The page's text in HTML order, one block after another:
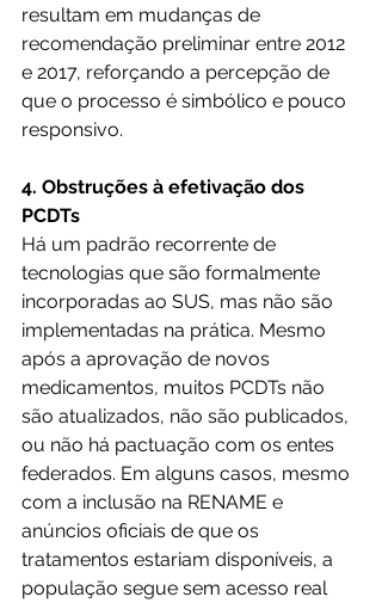
resultam em mudanças de
recomendação preliminar entre 2012
e 2017, reforçando a percepção de
que o processo é simbólico e pouco
responsivo.
4. Obstruções à efetivação dos
PCDTs
Há um padrão recorrente de
tecnologias que são formalmente
incorporadas ao SUS, mas não são
implementadas na prática. Mesmo
após a aprovação de novos
medicamentos, muitos PCDTs não
são atualizados, não são publicados,
ou não há pactuação com os entes
federados. Em alguns casos, mesmo
com a inclusão na RENAME e
anúncios oficiais de que os
tratamentos estariam disponíveis, a
população segue sem acesso real